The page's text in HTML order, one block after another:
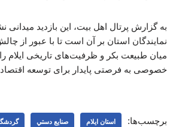
به گزارش پرتال اهل بیت، این بازدید
نمایندگان استان بر آن است تا با عبور از
میان طبیعت بکر و ظرفیت‌های تاریخی ایلام
خصوصی به فرصتی پایدار برای توسعه
برچسب‌ها: استان ایلام صنايع دستي